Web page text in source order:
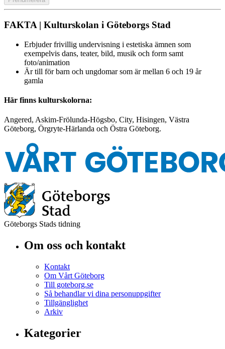
FAKTA | Kulturskolan i Göteborgs Stad
Erbjuder frivillig undervisning i estetiska ämnen som
exempelvis dans, teater, bild, musik och form samt
foto/animation
Är till för barn och ungdomar som är mellan 6 och 19 år
gamla
Här finns kulturskolorna:
Angered, Askim-Frölunda-Högsbo, City, Hisingen, Västra
Göteborg, Örgryte-Härlanda och Östra Göteborg.
Göteborgs Stads tidning
Om oss och kontakt
Kontakt
Om Vårt Göteborg
Till goteborg.se
Så behandlar vi dina personuppgifter
Tillgänglighet
Arkiv
Kategorier